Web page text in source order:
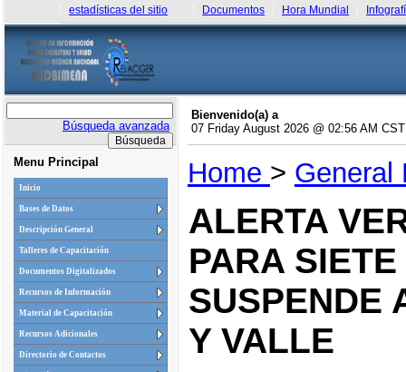
estadísticas del sitio Documentos Hora Mundial
Búsqueda avanzada
Menu Principal
Inicio
Bases de Datos
Descripción General
Talleres de Capacitación
Documentos Digitalizados
Recursos de Información
Material de Capacitación
Recursos Adicionales
Directorio de Contactos
Bienvenido(a) a
07 Friday August 2026 @ 02:56 AM CST
Home > General
ALERTA
PARA
SUSPENDE
Y VALLE